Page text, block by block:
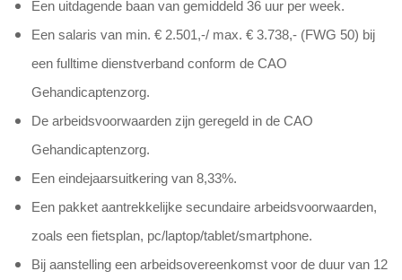
Een uitdagende baan van gemiddeld 36 uur per week.
Een salaris van min. € 2.501,-/ max. € 3.738,- (FWG 50) bij
een fulltime dienstverband conform de CAO
Gehandicaptenzorg.
De arbeidsvoorwaarden zijn geregeld in de CAO
Gehandicaptenzorg.
Een eindejaarsuitkering van 8,33%.
Een pakket aantrekkelijke secundaire arbeidsvoorwaarden,
zoals een fietsplan, pc/laptop/tablet/smartphone.
Bij aanstelling een arbeidsovereenkomst voor de duur van 12